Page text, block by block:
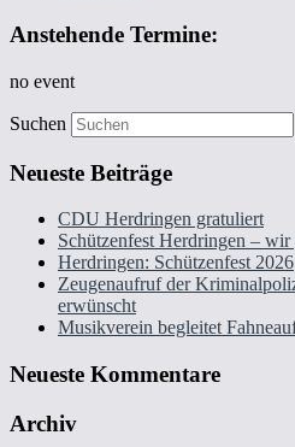
Anstehende Termine:
no event
Suchen
Neueste Beiträge
CDU Herdringen gratuliert
Schützenfest Herdringen – wir
Herdringen: Schützenfest 2026
Zeugenaufruf der
erwünscht
Musikverein begleitet
Neueste Kommentare
Archiv